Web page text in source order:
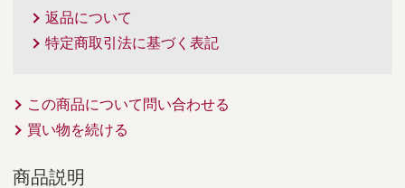
返品について
特定商取引法に基づく表記
この商品について問い合わせる
買い物を続ける
商品説明